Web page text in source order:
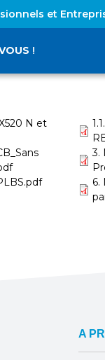
et
!
N et
3.
6.
A